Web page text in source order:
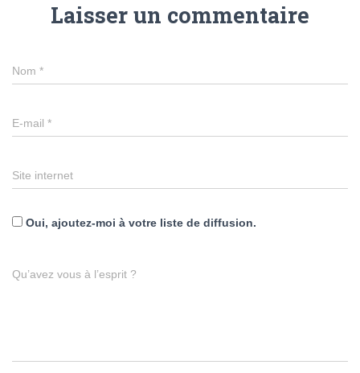
Laisser un commentaire
Nom *
E-mail *
Site internet
Oui, ajoutez-moi à votre liste de diffusion.
Qu’avez vous à l’esprit ?